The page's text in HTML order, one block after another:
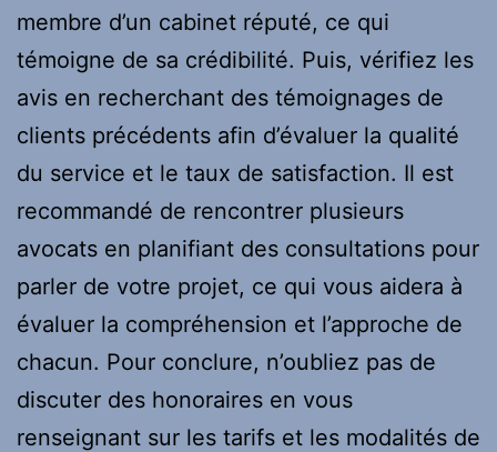
membre d’un cabinet réputé, ce qui
témoigne de sa crédibilité. Puis, vérifiez les
avis en recherchant des témoignages de
clients précédents afin d’évaluer la qualité
du service et le taux de satisfaction. Il est
recommandé de rencontrer plusieurs
avocats en planifiant des consultations pour
parler de votre projet, ce qui vous aidera à
évaluer la compréhension et l’approche de
chacun. Pour conclure, n’oubliez pas de
discuter des honoraires en vous
renseignant sur les tarifs et les modalités de